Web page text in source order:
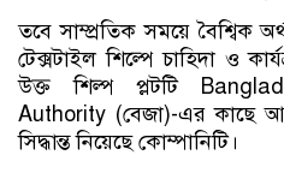
তবে সাম্প্রতিক সময়ে বৈশ্বিক
টেক্সটাইল শিল্পে চাহিদা ও
উক্ত শিল্প প্লটটি
Authority (বেজা)-এর কাছে
সিদ্ধান্ত নিয়েছে কোম্পানিটি।